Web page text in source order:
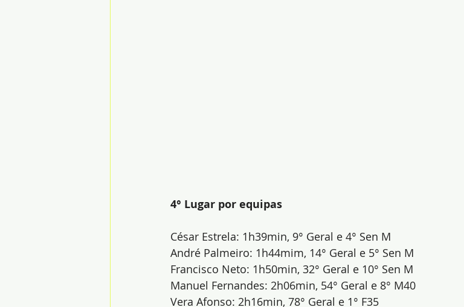
4° Lugar por equipas
César Estrela: 1h39min, 9° Geral e 4° Sen M
André Palmeiro: 1h44mim, 14° Geral e 5° Sen M
Francisco Neto: 1h50min, 32° Geral e 10° Sen M
Manuel Fernandes: 2h06min, 54° Geral e 8° M40
Vera Afonso: 2h16min, 78° Geral e 1° F35